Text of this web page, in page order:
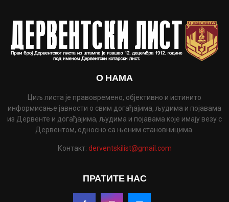
О НАМА
Циљ листа је правовремено, објективно и истинито
информисање јавности о свим догађајима, људима и појавама
из Дервенте и догађајима, људима и појавама које имају везу с
Дервентом, односно са њеним становницима.
Контакт: derventskilist@gmail.com
ПРАТИТЕ НАС